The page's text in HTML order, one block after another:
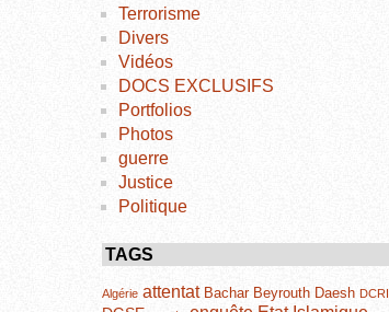
Terrorisme
Divers
Vidéos
DOCS EXCLUSIFS
Portfolios
Photos
guerre
Justice
Politique
TAGS
Algérie attentat Bachar Beyrouth Daesh DCRI